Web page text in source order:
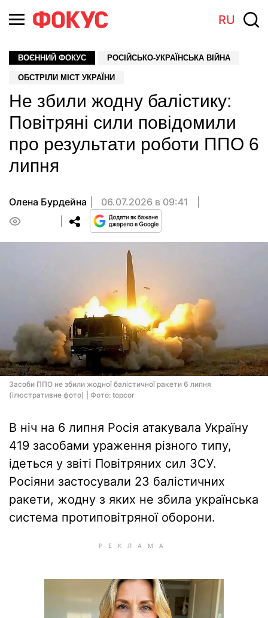
RU
ВОЄННИЙ ФОКУС РОСІЙСЬКО-УКРАЇНСЬКА ВІЙНА
ОБСТРІЛИ МІСТ УКРАЇНИ
Не збили жодну балістику:
Повітряні сили повідомили
про результати роботи ППО 6
липня
Олена Бурдейна
06.07.2026 в 09:41
Засоби ППО не збили жодної балістичної ракети 6 липня
(ілюстративне фото) | Фото: topcor
В ніч на 6 липня Росія атакувала Україну
419 засобами ураження різного типу,
ідеться у звіті Повітряних сил ЗСУ.
Росіяни застосували 23 балістичних
ракети, жодну з яких не збила українська
система протиповітряної оборони.